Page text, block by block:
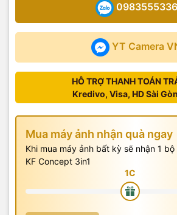
YT Camera
0983555336
HỖ TRỢ THANH TOÁN
Kredivo, Visa, HD Sài
Mua máy ảnh nhận quà ngay
Khi mua máy ảnh bất kỳ sẽ nhận 1
KF Concept 3in1